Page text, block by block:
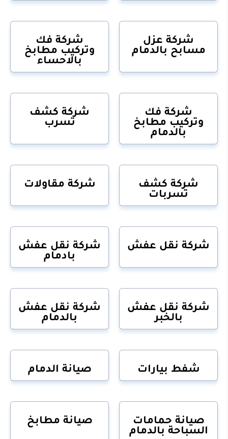
شركة عزل
مسابح بالدمام
شركة فك
وتركيب مطابخ
بالاحساء
شركة فك
وتركيب مطابخ
بالدمام
شركة كشف
تسرب
شركة كشف
تسربات
شركة مقاولات
شركة نقل عفش
شركة نقل عفش
بادمام
شركة نقل عفش
بالخبر
شركة نقل عفش
بالدمام
شفط بيارات صيانة الدمام
صيانة حمامات
السباحة بالدمام
صيانة مطابخ